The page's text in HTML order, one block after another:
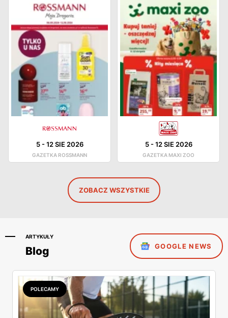
5-12 SIE 2026
GAZETKA ROSSMANN
5-12 SIE 2026
GAZETKA MAXI ZOO
ZOBACZ WSZYSTKIE
ARTYKUŁY
Blog GOOGLE NEWS
POLECAMY